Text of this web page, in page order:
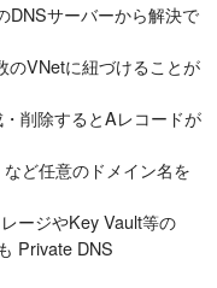
DNSサーバーから解決で
のVNetに紐づけることが
削除するとAレコードが
など任意のドメイン名を
ージやKey Vault等の
Private DNS